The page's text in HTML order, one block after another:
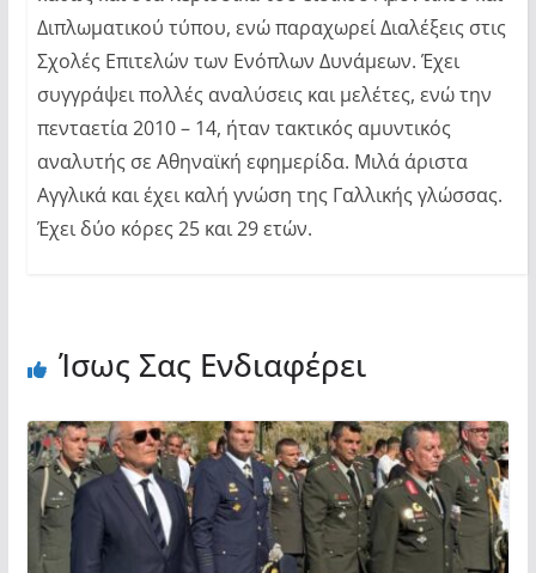
Διπλωματικού τύπου, ενώ παραχωρεί Διαλέξεις στις
Σχολές Επιτελών των Ενόπλων Δυνάμεων. Έχει
συγγράψει πολλές αναλύσεις και μελέτες, ενώ την
πενταετία 2010 – 14, ήταν τακτικός αμυντικός
αναλυτής σε Αθηναϊκή εφημερίδα. Μιλά άριστα
Αγγλικά και έχει καλή γνώση της Γαλλικής γλώσσας.
Έχει δύο κόρες 25 και 29 ετών.
Ίσως Σας Ενδιαφέρει